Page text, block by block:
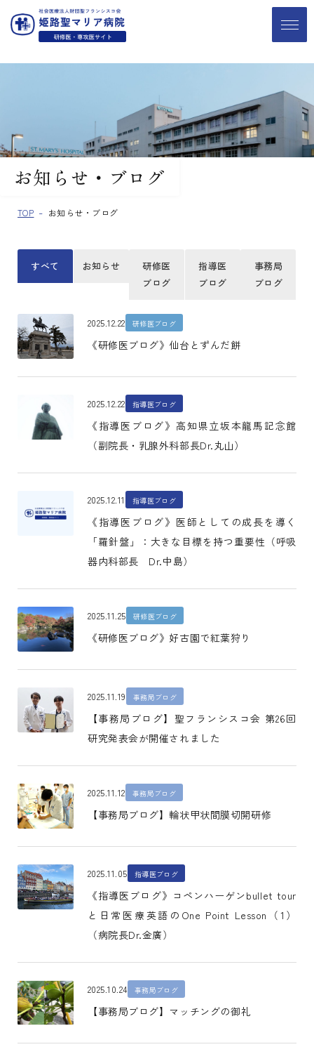
お知らせ・ブログ
TOP お知らせ・ブログ
すべて お知らせ
研修医
ブログ
指導医
ブログ
事務局
ブログ
2025.12.22 研修医ブログ
《研修医ブログ》仙台とずんだ餅
2025.12.22 指導医ブログ
《指導医ブログ》高知県立坂本龍馬記念館
（副院長・乳腺外科部長Dr.丸山）
2025.12.11 指導医ブログ
《指導医ブログ》医師としての成長を導く
「羅針盤」：大きな目標を持つ重要性（呼吸
器内科部長 Dr.中島）
2025.11.25 研修医ブログ
《研修医ブログ》好古園で紅葉狩り
2025.11.19 事務局ブログ
【事務局ブログ】聖フランシスコ会 第26回
研究発表会が開催されました
2025.11.12 事務局ブログ
【事務局ブログ】輪状甲状間膜切開研修
2025.11.05 指導医ブログ
《指導医ブログ》コペンハーゲンbullet tour
と日常医療英語のOne Point Lesson（1）
（病院長Dr.金廣）
2025.10.24 事務局ブログ
【事務局ブログ】マッチングの御礼